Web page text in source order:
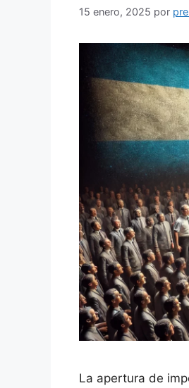
15 enero, 2025 por
La apertura de